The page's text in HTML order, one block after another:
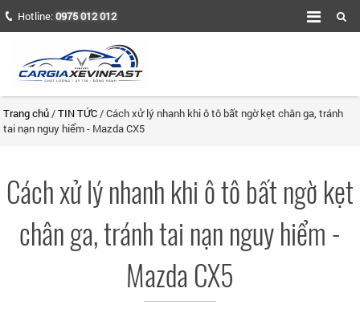
Hotline:0975 012 012
Trang chủ/TIN TỨC/ Cách xử lý nhanh khi ô tô bất ngờ kẹt chân ga, tránh
tai nạn nguy hiểm - Mazda CX5
Cách xử lý nhanh khi ô tô bất ngờ kẹt
chân ga, tránh tai nạn nguy hiểm -
Mazda CX5